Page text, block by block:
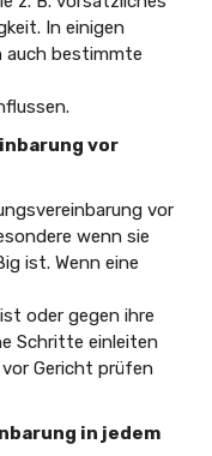
In einigen
auch bestimmte
vor
vor
wenn sie
ist. Wenn eine
oder gegen ihre
Schritte einleiten
Gericht prüfen
in jedem